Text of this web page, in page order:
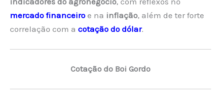
mercado financeiro e na inflação, além de ter forte
correlação com a cotação do dólar.
Cotação do Boi Gordo